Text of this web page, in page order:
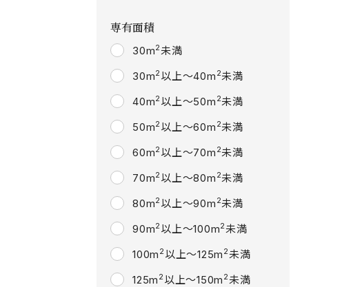
専有面積
30m2未満
30m2以上～40m 2未満
40m2以上～50m 2未満
50m2以上～60m 2未満
60m2以上～70m 2未満
70m2以上～80m 2未満
80m2以上～90m 2未満
90m2以上～100m2未満
100m 2以上～125m 2未満
125m 2以上～150m 2未満